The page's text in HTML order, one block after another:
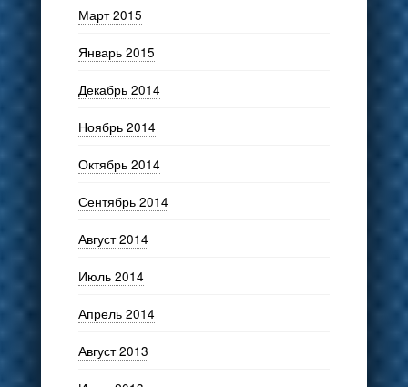
Март 2015
Январь 2015
Декабрь 2014
Ноябрь 2014
Октябрь 2014
Сентябрь 2014
Август 2014
Июль 2014
Апрель 2014
Август 2013